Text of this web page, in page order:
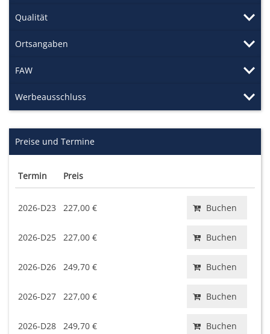
Qualität
Ortsangaben
FAW
Werbeausschluss
Preise und Termine
Termin Preis
2026-D23 227,00 € Buchen
2026-D25 227,00 € Buchen
2026-D26 249,70 € Buchen
2026-D27 227,00 € Buchen
2026-D28 249,70 € Buchen